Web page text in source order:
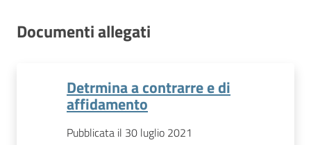
Documenti allegati
Detrmina a contrarre e di
affidamento
Pubblicata il 30 luglio 2021